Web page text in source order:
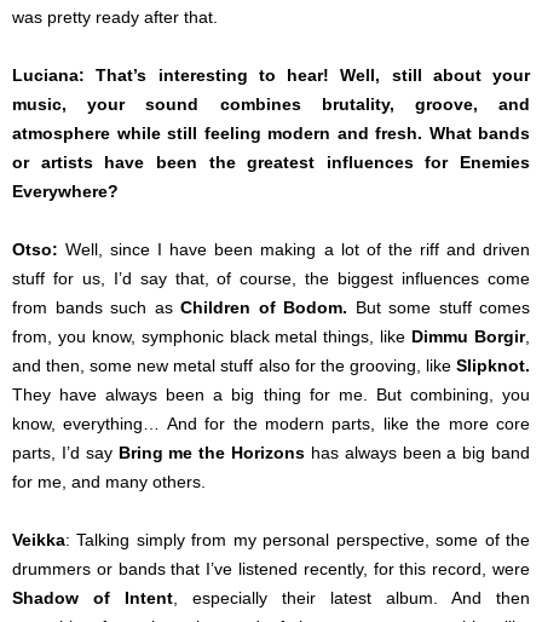
was pretty ready after that.
Luciana: That’s interesting to hear! Well, still about your
music, your sound combines brutality, groove, and
atmosphere while still feeling modern and fresh. What bands
or artists have been the greatest influences for Enemies
Everywhere?
Otso:Well, since I have been making a lot of the riff and driven
stuff for us, I’d say that, of course, the biggest influences come
from bands such as Children of Bodom. But some stuff comes
from, you know, symphonic black metal things, like Dimmu Borgir,
and then, some new metal stuff also for the grooving, like Slipknot.
They have always been a big thing for me. But combining, you
know, everything… And for the modern parts, like the more core
parts, I’d say Bring me the Horizons has always been a big band
for me, and many others.
Veikka: Talking simply from my personal perspective, some of the
drummers or bands that I’ve listened recently, for this record, were
Shadow of Intent , especially their latest album. And then